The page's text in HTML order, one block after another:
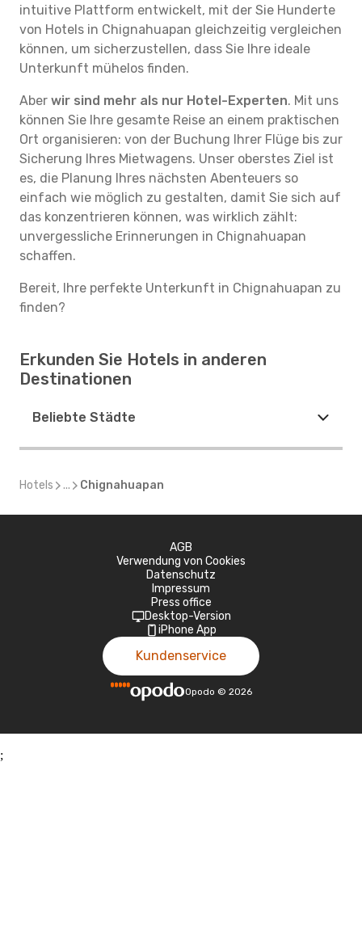
intuitive Plattform entwickelt, mit der Sie Hunderte
von Hotels in Chignahuapan gleichzeitig vergleichen
können, um sicherzustellen, dass Sie Ihre ideale
Unterkunft mühelos finden.
Aber wir sind mehr als nur Hotel-Experten. Mit uns
können Sie Ihre gesamte Reise an einem praktischen
Ort organisieren: von der Buchung Ihrer Flüge bis zur
Sicherung Ihres Mietwagens. Unser oberstes Ziel ist
es, die Planung Ihres nächsten Abenteuers so
einfach wie möglich zu gestalten, damit Sie sich auf
das konzentrieren können, was wirklich zählt:
unvergessliche Erinnerungen in Chignahuapan
schaffen.
Bereit, Ihre perfekte Unterkunft in Chignahuapan zu
finden?
Erkunden Sie Hotels in anderen
Destinationen
Beliebte Städte
Hotels ... Chignahuapan
AGB
Verwendung von Cookies
Datenschutz
Impressum
Press office
Desktop-Version
iPhone App
Kundenservice
Opodo © 2026
;